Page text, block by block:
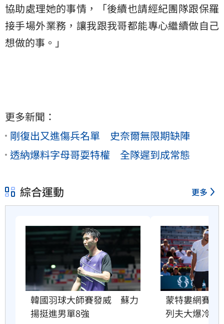
協助處理她的事情，「後續也請經紀團隊跟保羅
接手場外業務，讓我跟我哥都能專心繼續做自己
想做的事。」
更多新聞：
剛復出又進傷兵名單 史奈爾無限期缺陣
透納爆料字母哥耍特權 全隊遲到成常態
綜合運動 更多
韓國羽球大師賽發威　蘇力
揚挺進男單8強
蒙特婁網賽輸
列夫大爆冷出